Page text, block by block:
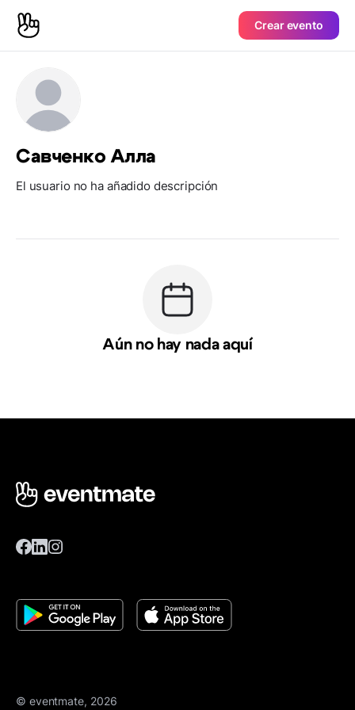
Crear evento
Савченко Алла
El usuario no ha añadido descripción
Aún no hay nada aquí
© eventmate, 2026